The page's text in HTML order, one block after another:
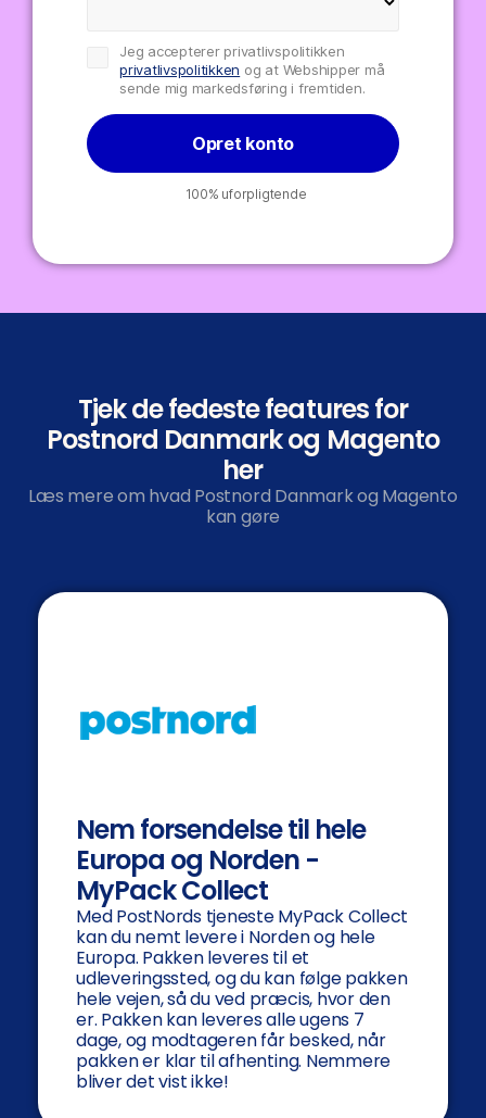
Jeg accepterer privatlivspolitikken
privatlivspolitikken og at Webshipper må
sende mig markedsføring i fremtiden.
Opret konto
100% uforpligtende
Tjek de fedeste features for
Postnord Danmark og Magento
her
Læs mere om hvad Postnord Danmark og Magento
kan gøre
Nem forsendelse til hele
Europa og Norden -
MyPack Collect
Med PostNords tjeneste MyPack Collect
kan du nemt levere i Norden og hele
Europa. Pakken leveres til et
udleveringssted, og du kan følge pakken
hele vejen, så du ved præcis, hvor den
er. Pakken kan leveres alle ugens 7
dage, og modtageren får besked, når
pakken er klar til afhenting. Nemmere
bliver det vist ikke!